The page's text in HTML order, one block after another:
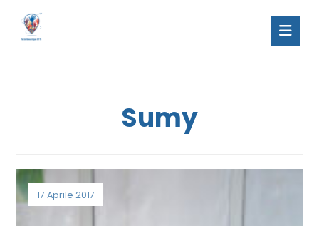
Sumy
17 Aprile 2017